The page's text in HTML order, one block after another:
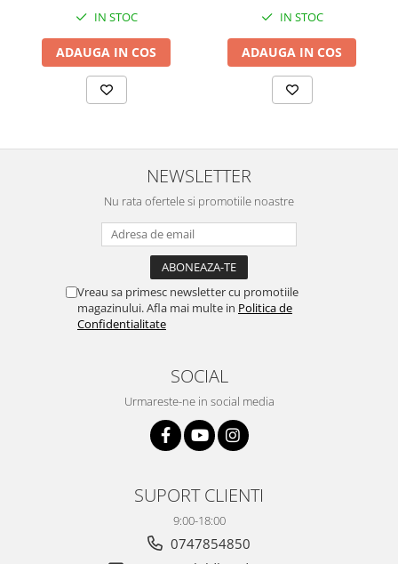
IN STOC
ADAUGA IN COS
IN STOC
ADAUGA IN COS
NEWSLETTER
Nu rata ofertele si promotiile noastre
Vreau sa primesc newsletter cu promotiile
magazinului. Afla mai multe in Politica de
Confidentialitate
SOCIAL
Urmareste-ne in social media
SUPORT CLIENTI
9:00-18:00
0747854850